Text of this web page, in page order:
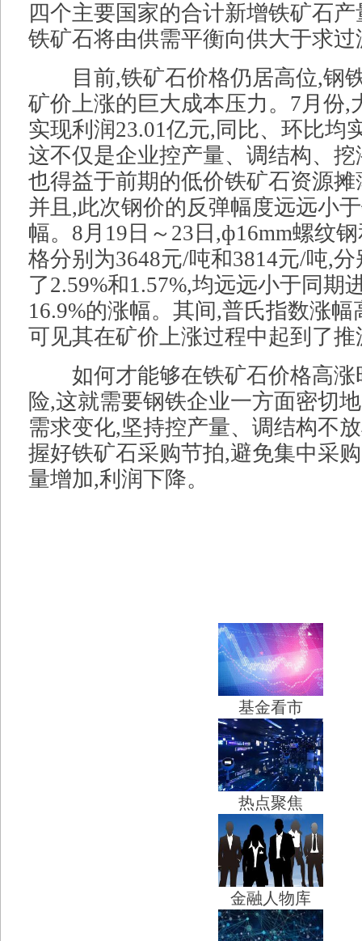
四个主要国家的合计新增铁矿石
铁矿石将由供需平衡向供大于求过
目前,铁矿石价格仍居高位,钢
矿价上涨的巨大成本压力。7月份,
实现利润23.01亿元,同比、环比均
这不仅是企业控产量、调结构、
也得益于前期的低价铁矿石资源
并且,此次钢价的反弹幅度远远小
幅。8月19日～23日,ф16mm螺纹
格分别为3648元/吨和3814元/吨,
了2.59%和1.57%,均远远小于同期
16.9%的涨幅。其间,普氏指数涨
可见其在矿价上涨过程中起到了
如何才能够在铁矿石价格高涨
险,这就需要钢铁企业一方面密切
需求变化,坚持控产量、调结构不
握好铁矿石采购节拍,避免集中采
量增加,利润下降。
基金看市
热点聚焦
金融人物库